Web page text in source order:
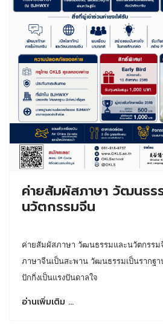
ค่ายสัมผัสภาษา วัฒนธร
นวัตกรรมจีน
ค่ายสัมผัสภาษา วัฒนธรรมและนวัตกรรม
ภาษาจีนเป็นสะพาน วัฒนธรรมเป็นรากฐา
ปักกิ่งเป็นแรงปันดาลใจ
อ่านเพิ่มเติม …